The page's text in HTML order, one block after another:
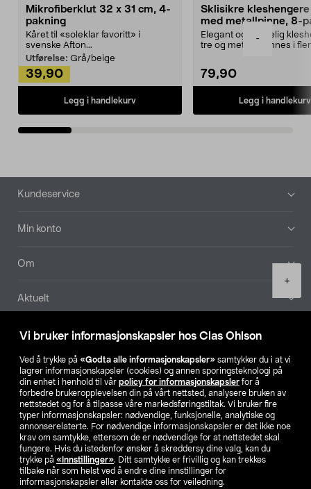
Vi bruker informasjonskapsler hos Clas Ohlson
Ved å trykke på «Godta alle informasjonskapsler» samtykker du i at vi
lagrer informasjonskapsler (cookies) og annen sporingsteknologi på
din enhet i henhold til vår policy for informasjonskapsler for å
forbedre brukeropplevelsen din på vårt nettsted, analysere bruken av
nettstedet og for å tilpasse våre markedsføringstiltak. Vi bruker fire
typer informasjonskapsler: nødvendige, funksjonelle, analytiske og
annonserelaterte. For nødvendige informasjonskapsler er det ikke noe
krav om samtykke, ettersom de er nødvendige for at nettstedet skal
fungere. Hvis du istedenfor ønsker å skreddersy dine valg, kan du
trykke på «Innstillinger». Ditt samtykke er frivillig og kan trekkes
tilbake når som helst ved å endre dine innstillinger for
informasjonskapsler eller kontakte oss for veiledning.
-
+
Mikrofiberklut 32 x 31 cm, 4-
pakning
Kåret til «soleklar favoritt» i
svenske Afton...
Utførelse: Grå/beige
39,90
Legg i handlekurv
Sklisikre
med metallpinne, 8-
Elegant og skikkelig
tre og metall – finnes i
79,90
Legg i handlekurv
Bunntekst
Kundeservice
Min konto
Om
Aktuelt
Våre selskaper
Finn din butikk
SE NO FI